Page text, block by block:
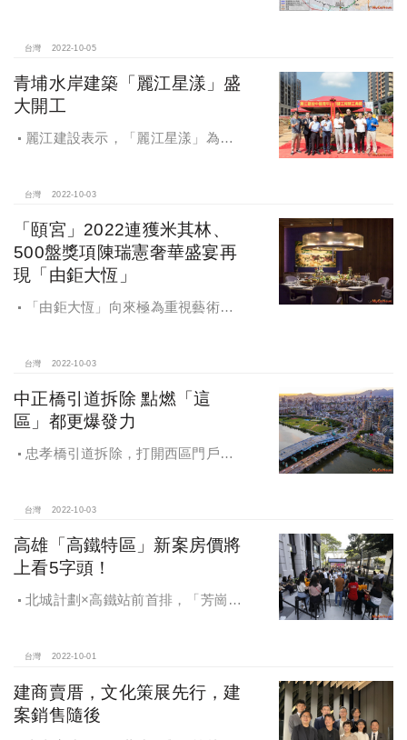
價穩穩站上3字頭，如今藍線利多為房
台灣 2022-10-05
青埔水岸建築「麗江星漾」盛
大開工
麗江建設表示，「麗江星漾」為公
不少建商拼命想要擠進商業搖滾區，
但麗江卻是選擇了臨新街溪首排的這
塊基地。
台灣 2022-10-03
「頤宮」2022連獲米其林、
500盤獎項陳瑞憲奢華盛宴再
現「由鉅大恆」
「由鉅大恆」向來極為重視藝術生
級公設，更值得一提的宴會廳也再現
君品「頤宮」文人貴氣。
台灣 2022-10-03
中正橋引道拆除 點燃「這
區」都更爆發力
忠孝橋引道拆除，打開西區門戶計
同區，從77萬，瞬間跳上9字頭，近一
年半大同區更不乏單價賣上120萬以上
的案子。
台灣 2022-10-03
高雄「高鐵特區」新案房價將
上看5字頭！
北城計劃×高鐵站前首排，「芳崗高
台灣 2022-10-01
建商賣厝，文化策展先行，建
案銷售隨後